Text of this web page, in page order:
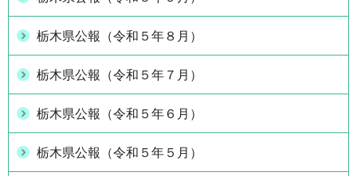
栃木県公報（令和５年８月）
栃木県公報（令和５年７月）
栃木県公報（令和５年６月）
栃木県公報（令和５年５月）